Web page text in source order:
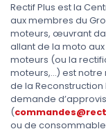
Rectif Plus est la
aux membres du
moteurs, œuvrant
allant de la moto
moteurs (ou la
moteurs,...) est
de la
demande
(
ou de